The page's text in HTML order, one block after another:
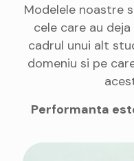
Modelele noastre
cele care au
cadrul unui alt
domeniu si pe
Performanta